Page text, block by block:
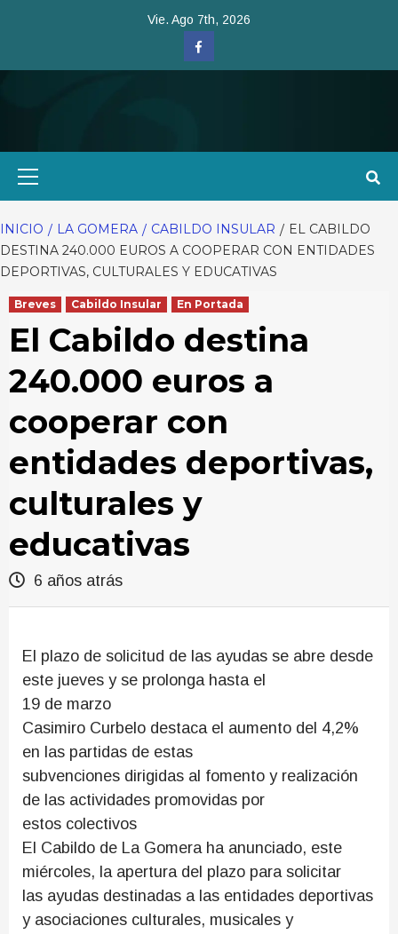
Vie. Ago 7th, 2026
Facebook
INICIO LA GOMERA CABILDO INSULAR
EL CABILDO
DESTINA 240.000 EUROS A COOPERAR CON ENTIDADES
DEPORTIVAS, CULTURALES Y EDUCATIVAS
Breves Cabildo Insular En Portada
El Cabildo destina
240.000 euros a
cooperar con
entidades deportivas,
culturales y
educativas
6 años atrás
El plazo de solicitud de las ayudas se abre desde
este jueves y se prolonga hasta el
19 de marzo
Casimiro Curbelo destaca el aumento del 4,2%
en las partidas de estas
subvenciones dirigidas al fomento y realización
de las actividades promovidas por
estos colectivos
El Cabildo de La Gomera ha anunciado, este
miércoles, la apertura del plazo para solicitar
las ayudas destinadas a las entidades deportivas
y asociaciones culturales, musicales y